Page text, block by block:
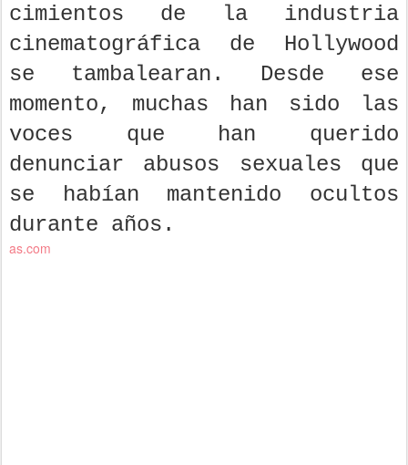
cimientos de la industria
cinematográfica de Hollywood
se tambalearan. Desde ese
momento, muchas han sido las
voces que han querido
denunciar abusos sexuales que
se habían mantenido ocultos
durante años.
as.com